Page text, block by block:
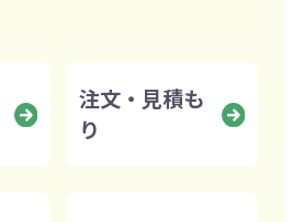
行
株式会社モノベーション
注文・見積も
り